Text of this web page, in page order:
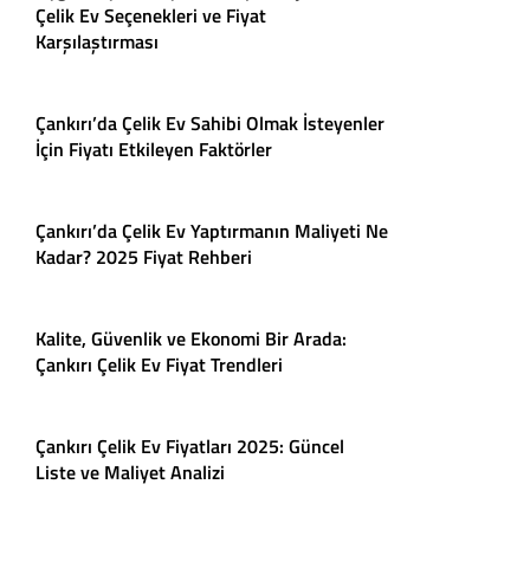
Çelik Ev Seçenekleri ve Fiyat
Karşılaştırması
Çankırı’da Çelik Ev Sahibi Olmak İsteyenler
İçin Fiyatı Etkileyen Faktörler
Çankırı’da Çelik Ev Yaptırmanın Maliyeti Ne
Kadar? 2025 Fiyat Rehberi
Kalite, Güvenlik ve Ekonomi Bir Arada:
Çankırı Çelik Ev Fiyat Trendleri
Çankırı Çelik Ev Fiyatları 2025: Güncel
Liste ve Maliyet Analizi